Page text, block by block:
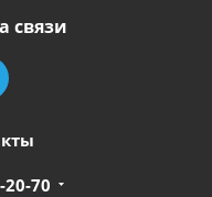
связи
20-70